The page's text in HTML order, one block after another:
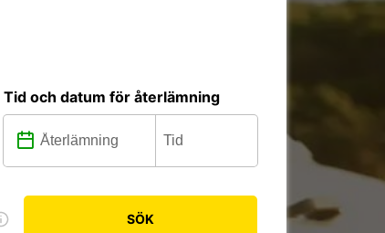
Tid och datum för återlämning
SÖK